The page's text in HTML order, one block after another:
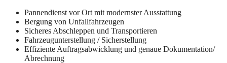
Pannendienst vor Ort mit modernster Ausstattung
Bergung von Unfallfahrzeugen
Sicheres Abschleppen und Transportieren
Fahrzeugunterstellung / Sicherstellung
Effiziente Auftragsabwicklung und genaue Dokumentation/
Abrechnung